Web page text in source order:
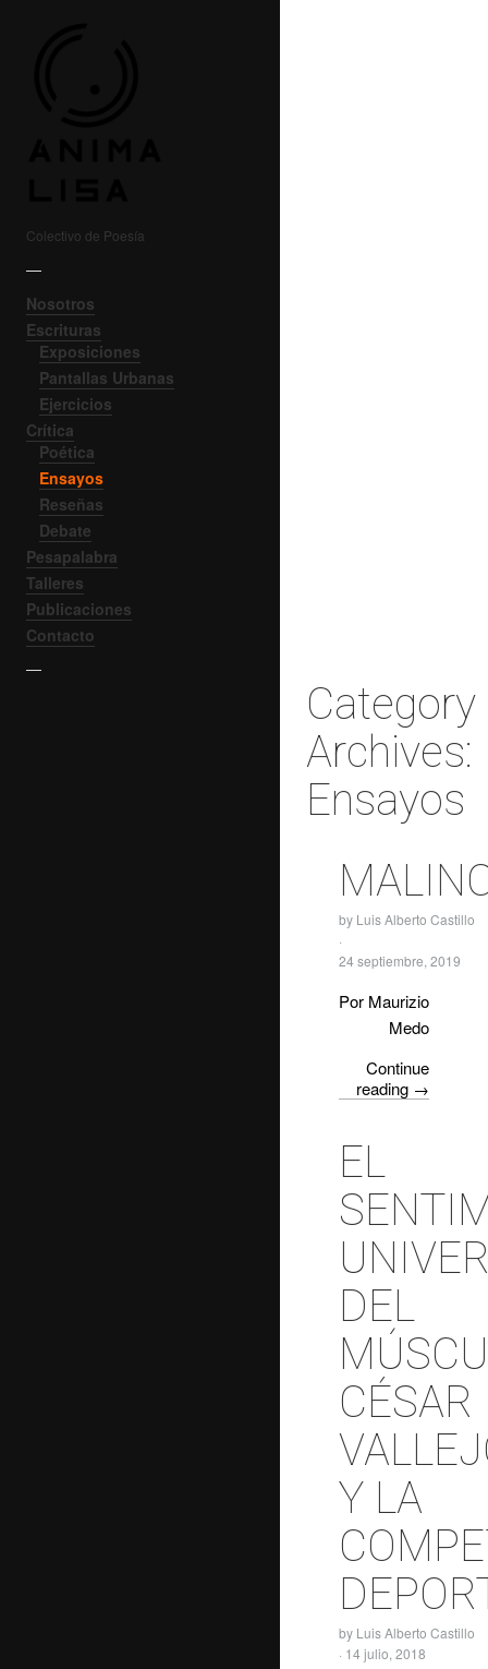
Colectivo de Poesía
—
Nosotros
Escrituras
Exposiciones
Pantallas Urbanas
Ejercicios
Crítica
Poética
Ensayos
Reseñas
Debate
Pesapalabra
Talleres
Publicaciones
Contacto
—
Category
Archives:
Ensayos
by Luis Alberto Castillo
·
24 septiembre, 2019
Por Maurizio
Medo
Continue
reading →
EL
DEL
CÉSAR
Y LA
by Luis Alberto Castillo
· 14 julio, 2018